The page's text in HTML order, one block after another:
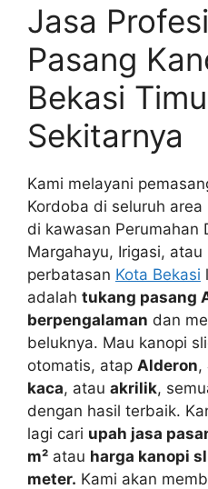
Jasa
Pasang
Bekasi
Sekitarnya
Kami melayani
Kordoba di seluruh area
di kawasan Perumahan
Margahayu, Irigasi,
perbatasan Kota Bekasi
adalah tukang pasang
berpengalaman dan
beluknya. Mau kanopi
otomatis, atap Alderon,
kaca, atau akrilik,
dengan hasil terbaik.
lagi cari upah jasa
m² atau harga kanopi
meter. Kami akan